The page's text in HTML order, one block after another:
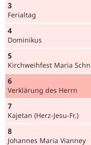
3
Ferialtag
4
Dominikus
5
Kirchweihfest Maria
6
Verklärung des Herrn
7
Kajetan (Herz-Jesu-Fr.)
8
Johannes Maria Vianney